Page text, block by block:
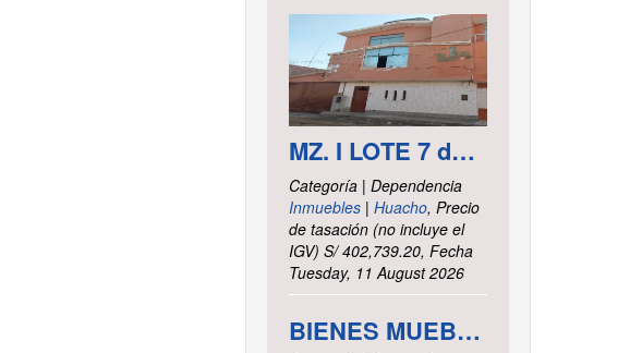
MZ. I LOTE 7 del asentamiento Humano las Delicias – Paramonga – Barranca – Lima
Categoría | Dependencia
Inmuebles| Huacho, Precio
de tasación (no incluye el
IGV) S/ 402,739.20, Fecha
Tuesday, 11 August 2026
BIENES MUEBLES VARIOS - INTENDENCIA DE TRIBUTOS INTERNOS MADRE DE DIOS